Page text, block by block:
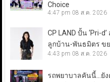
Choice
4:47 pm 08 ส.ค. 2026
CP LAND ปั้น ‘Pri-
ลูกบ้าน-พันธมิตร ข
4:43 pm 08 ส.ค. 2026
รถพยาบาลคันนี้…ยั